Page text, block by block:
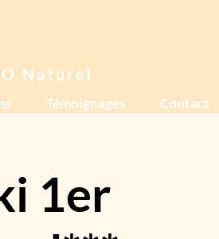
Naturel
Témoignages Contact
1er